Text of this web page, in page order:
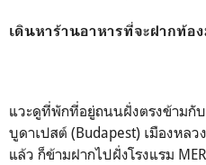
เดินหาร้านอาหารที่จะฝากท้อ
แวะดูที่พักที่อยู่ถนนฝั่งตรงข้ามกั
บูดาเปสต์ (Budapest) เมืองหลว
แล้ว ก็ข้ามฝากไปฝั่งโรงแรม